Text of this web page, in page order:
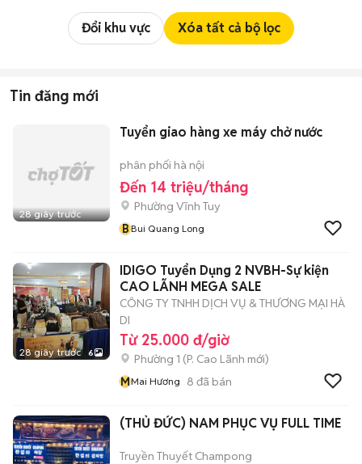
Đổi khu vực Xóa tất cả bộ lọc
Tin đăng mới
28 giây trước
Tuyển giao hàng xe máy chở nước
phân phối hà nội
Đến 14 triệu/tháng
Phường Vĩnh Tuy
BBui Quang Long
28 giây trước 6
IDIGO Tuyển Dụng 2 NVBH-Sự kiện
CAO LÃNH MEGA SALE
CÔNG TY TNHH DỊCH VỤ & THƯƠNG MẠI HÀ
DI
Từ 25.000 đ/giờ
Phường 1 (P. Cao Lãnh mới)
MMai Hương 8 đã bán
(THỦ ĐỨC) NAM PHỤC VỤ FULL TIME
Truyền Thuyết Champong